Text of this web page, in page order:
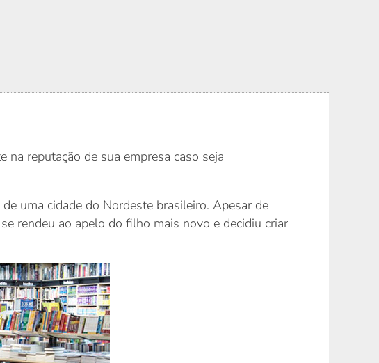
na reputação de sua empresa caso seja
uma cidade do Nordeste brasileiro. Apesar de
rendeu ao apelo do filho mais novo e decidiu criar